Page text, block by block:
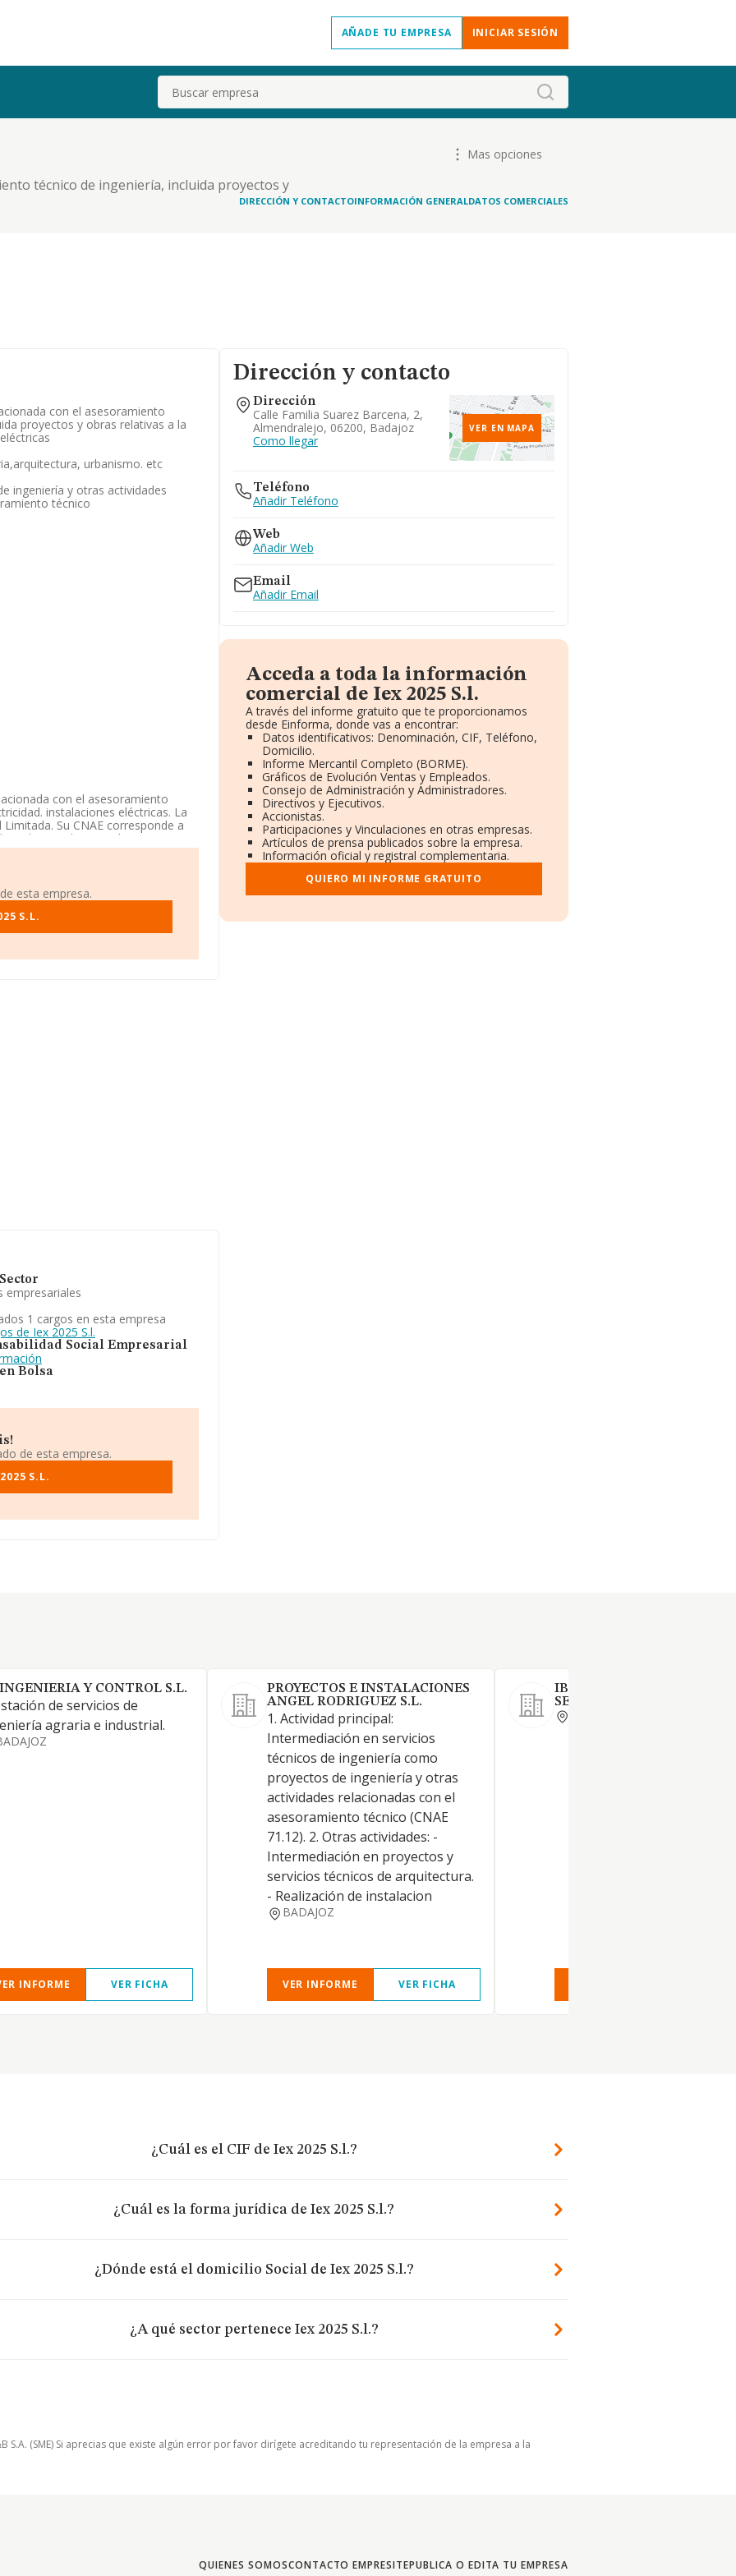
AÑADE TU EMPRESA INICIAR SESIÓN
Buscar
técnico de ingeniería, incluida proyectos y
Mas opciones
DIRECCIÓN Y CONTACTOINFORMACIÓN GENERALDATOS COMERCIALES
con el asesoramiento
proyectos y obras relativas a la
urbanismo. etc
ingeniería y otras actividades
técnico
con el asesoramiento
instalaciones eléctricas. La
Su CNAE corresponde a
relacionadas con el
exteriores.
Familia Suarez Barcena núm. 2,
al sector, la
y se calcula un promedio de
La media de empleados de las
esta empresa.
S.L.
Dirección y contacto
Dirección
Calle Familia Suarez Barcena, 2,
Almendralejo, 06200, Badajoz
Como llegar
VER EN MAPA
Teléfono
Añadir Teléfono
Web
Añadir Web
Email
Añadir Email
Acceda a toda la información
comercial de Iex 2025 S.l.
A través del informe gratuito que te proporcionamos
desde Einforma, donde vas a encontrar:
Datos identificativos: Denominación, CIF, Teléfono,
Domicilio.
Informe Mercantil Completo (BORME).
Gráficos de Evolución Ventas y Empleados.
Consejo de Administración y Administradores.
Directivos y Ejecutivos.
Accionistas.
Participaciones y Vinculaciones en otras empresas.
Artículos de prensa publicados sobre la empresa.
Información oficial y registral complementaria.
QUIERO MI INFORME GRATUITO
empresariales
1 cargos en esta empresa
de Iex 2025 S.l.
Social Empresarial
Bolsa
de esta empresa.
S.L.
Y CONTROL S.L.
de servicios de
agraria e industrial.
INFORME VER FICHA
PROYECTOS E INSTALACIONES
ANGEL RODRIGUEZ S.L.
1. Actividad principal:
Intermediación en servicios
técnicos de ingeniería como
proyectos de ingeniería y otras
actividades relacionadas con el
asesoramiento técnico (CNAE
71.12). 2. Otras actividades: -
Intermediación en proyectos y
servicios técnicos de arquitectura.
- Realización de instalacion
BADAJOZ
VER INFORME VER FICHA
IBER AQUA INGENIERIA Y
SERVICIOS SL
¿Cuál es el CIF de Iex 2025 S.l.?
¿Cuál es la forma jurídica de Iex 2025 S.l.?
¿Dónde está el domicilio Social de Iex 2025 S.l.?
¿A qué sector pertenece Iex 2025 S.l.?
(SME) Si aprecias que existe algún error por favor dirígete acreditando tu representación de la empresa a la
QUIENES SOMOSCONTACTO EMPRESITEPUBLICA O EDITA TU EMPRESA